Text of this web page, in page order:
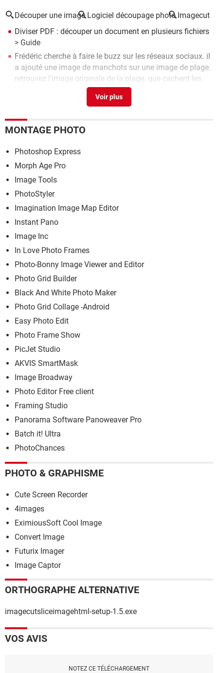
Découper une image Logiciel découpage photo Imagecut
Diviser PDF : découper un document en plusieurs fichiers
> Guide
Frédéric cherche à faire le buzz sur les réseaux sociaux. il
a ajouté une image de manchots sur une image de plage.
retrouvez l'image originale de la plage. que cachent les
[résolu] >Forum Windows
Couper une vidéo : les solutions simples sur PC et Mac
Légender une image> Guide
Guide
MONTAGE PHOTO
Photoshop Express
Morph Age Pro
Image Tools
PhotoStyler
Imagination Image Map Editor
Instant Pano
Image Inc
In Love Photo Frames
Photo-Bonny Image Viewer and Editor
Photo Grid Builder
Black And White Photo Maker
Photo Grid Collage -Android
Easy Photo Edit
Photo Frame Show
PicJet Studio
AKVIS SmartMask
Image Broadway
Photo Editor Free client
Framing Studio
Panorama Software Panoweaver Pro
Batch it! Ultra
PhotoChances
PHOTO & GRAPHISME
Cute Screen Recorder
4images
EximiousSoft Cool Image
Convert Image
Futurix Imager
Image Captor
ORTHOGRAPHE ALTERNATIVE
imagecutsliceimagehtml-setup-1.5.exe
VOS AVIS
NOTEZ CE TÉLÉCHARGEMENT